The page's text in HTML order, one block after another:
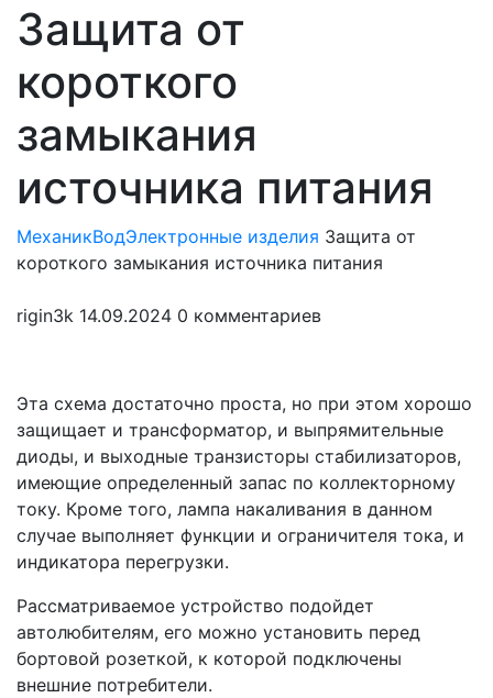
Закрыть
меню
Защита от
короткого
замыкания
источника питания
МеханикВодЭлектронные изделия Защита от
короткого замыкания источника питания
rigin3k 14.09.2024 0 комментариев
Эта схема достаточно проста, но при этом хорошо
защищает и трансформатор, и выпрямительные
диоды, и выходные транзисторы стабилизаторов,
имеющие определенный запас по коллекторному
току. Кроме того, лампа накаливания в данном
случае выполняет функции и ограничителя тока, и
индикатора перегрузки.
Рассматриваемое устройство подойдет
автолюбителям, его можно установить перед
бортовой розеткой, к которой подключены
внешние потребители.